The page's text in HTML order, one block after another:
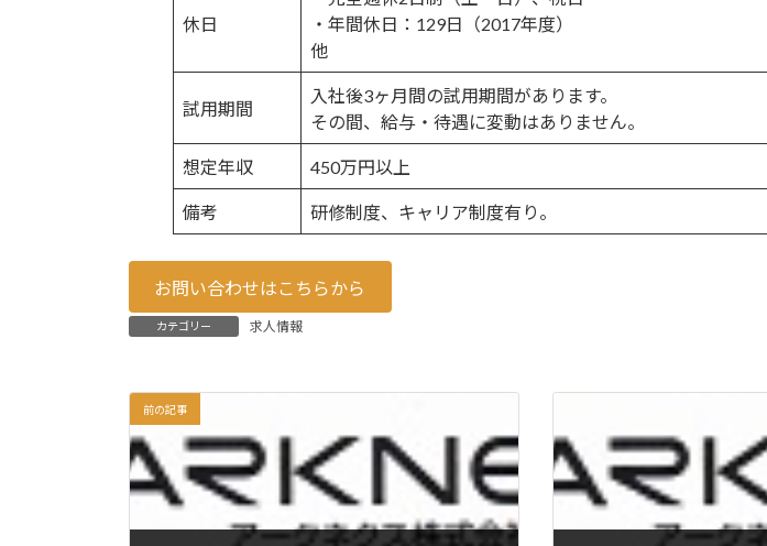
休日
・年間休日：129日（2017年度）
他
試用期間
入社後3ヶ月間の試用期間があります。
その間、給与・待遇に変動はありません。
想定年収 450万円以上
備考 研修制度、キャリア制度有り。
お問い合わせはこちらから
カテゴリー 求人情報
前の記事